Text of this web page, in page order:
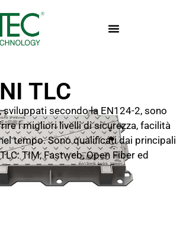
TLC
sviluppati secondo la EN124-2, sono
i migliori livelli di sicurezza, facilità
tempo. Sono qualificati dai principali
TIM, Fastweb, Open Fiber ed